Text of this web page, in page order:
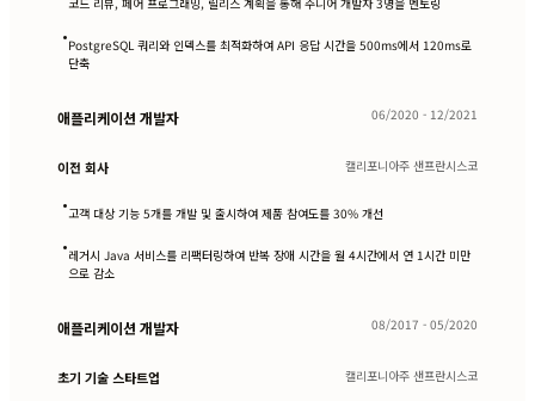
•PostgreSQL 쿼리와 인덱스를 최적화하여 API 응답 시간을 500ms에서 120ms로
단축
애플리케이션 개발자 06/2020 - 12/2021
이전 회사 캘리포니아주 샌프란시스코
•고객 대상 기능 5개를 개발 및 출시하여 제품 참여도를 30% 개선
•레거시 Java 서비스를 리팩터링하여 반복 장애 시간을 월 4시간에서 연 1시간 미만
으로 감소
애플리케이션 개발자 08/2017 - 05/2020
초기 기술 스타트업 캘리포니아주 샌프란시스코